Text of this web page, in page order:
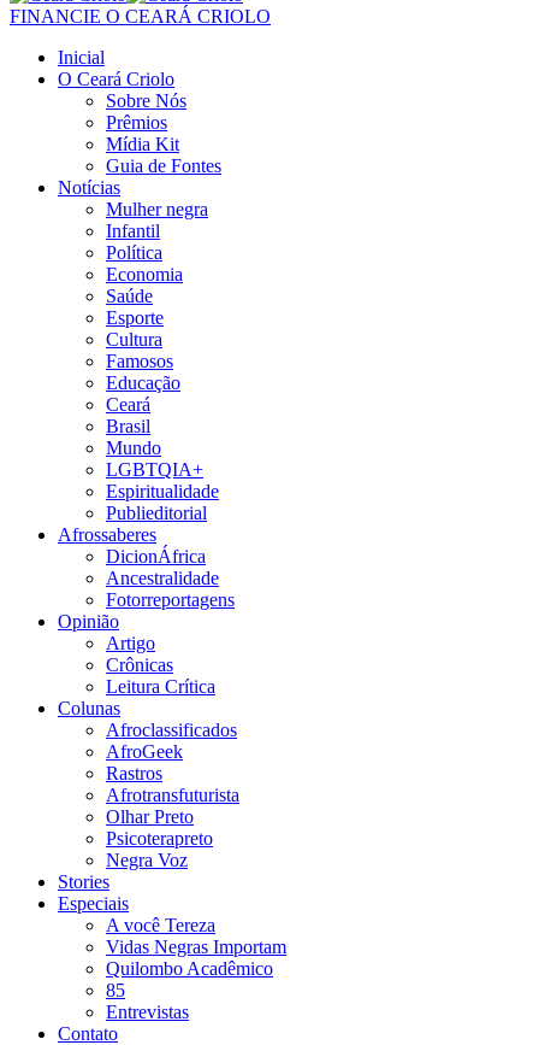
FINANCIE O CEARÁ CRIOLO
Inicial
O Ceará Criolo
Sobre Nós
Prêmios
Mídia Kit
Guia de Fontes
Notícias
Mulher negra
Infantil
Política
Economia
Saúde
Esporte
Cultura
Famosos
Educação
Ceará
Brasil
Mundo
LGBTQIA+
Espiritualidade
Publieditorial
Afrossaberes
DicionÁfrica
Ancestralidade
Fotorreportagens
Opinião
Artigo
Crônicas
Leitura Crítica
Colunas
Afroclassificados
AfroGeek
Rastros
Afrotransfuturista
Olhar Preto
Psicoterapreto
Negra Voz
Stories
Especiais
A você Tereza
Vidas Negras Importam
Quilombo Acadêmico
85
Entrevistas
Contato